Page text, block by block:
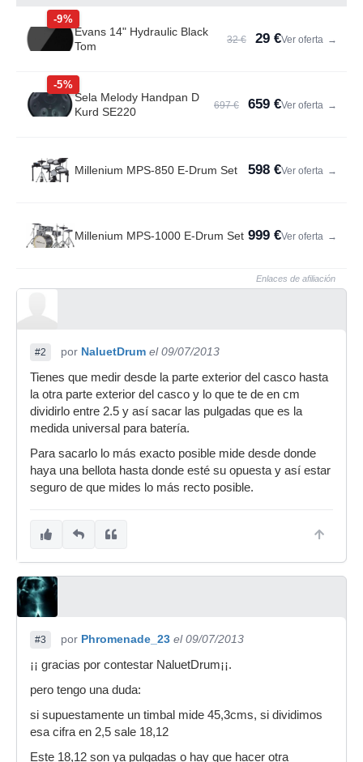
-9%
Evans 14" Hydraulic Black
Tom
32 € 29 €Ver oferta →
-5%
Sela Melody Handpan D
Kurd SE220
697 € 659 €Ver oferta →
Millenium MPS-850 E-Drum Set 598 €Ver oferta →
Millenium MPS-1000 E-Drum Set 999 €Ver oferta →
Enlaces de afiliación
#2 por NaluetDrum el 09/07/2013
Tienes que medir desde la parte exterior del casco hasta
la otra parte exterior del casco y lo que te de en cm
dividirlo entre 2.5 y así sacar las pulgadas que es la
medida universal para batería.
Para sacarlo lo más exacto posible mide desde donde
haya una bellota hasta donde esté su opuesta y así estar
seguro de que mides lo más recto posible.
#3 por Phromenade_23 el 09/07/2013
¡¡ gracias por contestar NaluetDrum¡¡.
pero tengo una duda:
si supuestamente un timbal mide 45,3cms, si dividimos
esa cifra en 2,5 sale 18,12
Este 18,12 son ya pulgadas o hay que hacer otra